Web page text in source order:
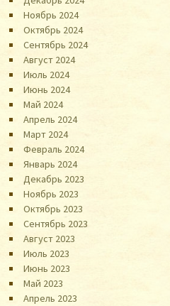
Ноябрь 2024
Октябрь 2024
Сентябрь 2024
Август 2024
Июль 2024
Июнь 2024
Май 2024
Апрель 2024
Март 2024
Февраль 2024
Январь 2024
Декабрь 2023
Ноябрь 2023
Октябрь 2023
Сентябрь 2023
Август 2023
Июль 2023
Июнь 2023
Май 2023
Апрель 2023